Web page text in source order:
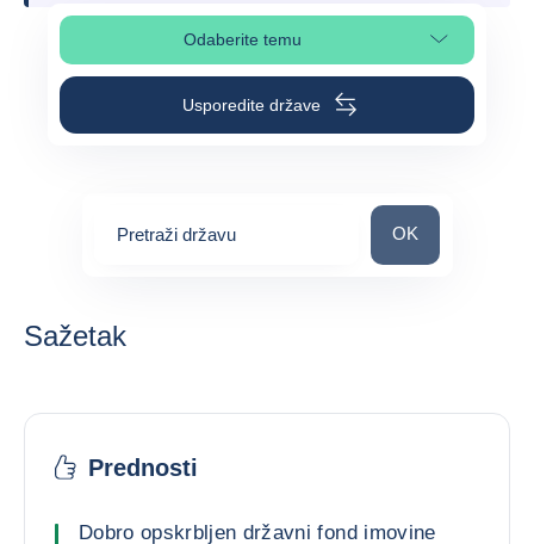
Odaberite temuOdaberite odjeljak na stranici
Usporedite države
Pretraži državu Pretraži državu
OK
Sažetak
Prednosti
Dobro opskrbljen državni fond imovine